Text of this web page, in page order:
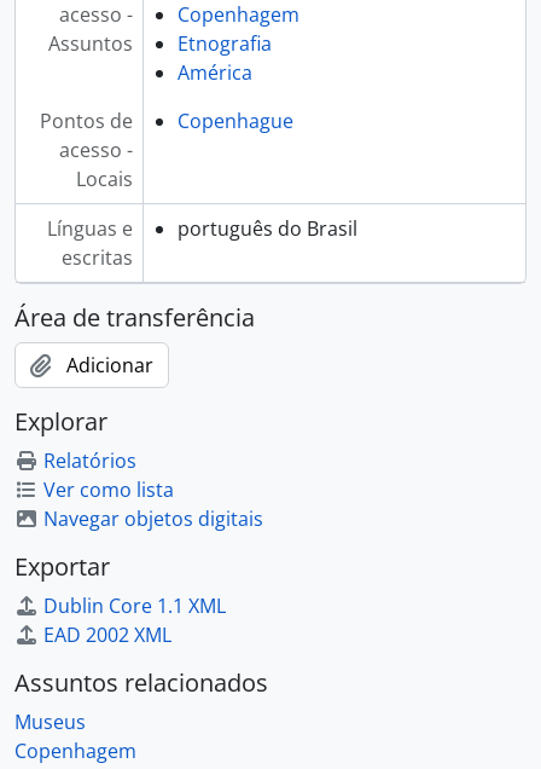
acesso -
Assuntos
Copenhagem
Etnografia
América
Pontos de
acesso -
Locais
Copenhague
Línguas e
escritas
português do Brasil
Área de transferência
Adicionar
Explorar
Relatórios
Ver como lista
Navegar objetos digitais
Exportar
Dublin Core 1.1 XML
EAD 2002 XML
Assuntos relacionados
Museus
Copenhagem